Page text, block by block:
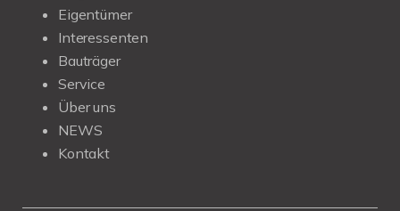
Eigentümer
Interessenten
Bauträger
Service
Über uns
NEWS
Kontakt